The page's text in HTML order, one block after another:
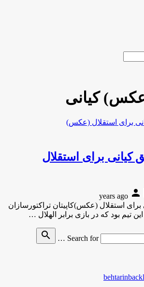
کیانی
برای استقلال
person
استقلال (عکس)کاپیتان تراکتورسازان
Search for
search